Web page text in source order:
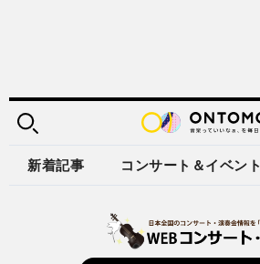
新着記事 コンサート＆イベント